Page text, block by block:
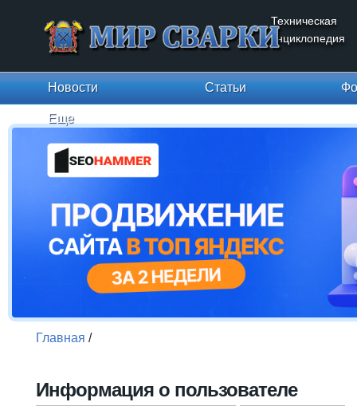
Техническая
энциклопедия
Новости Статьи
Еще
Главная /
Информация о пользователе